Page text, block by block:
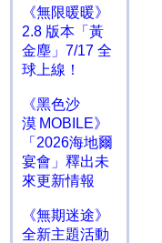
《無限暖暖》
2.8 版本「黃
金塵」7/17 全
球上線！
《黑色沙
漠 MOBILE》
「2026海地爾
宴會」釋出未
來更新情報
《無期迷途》
全新主題活動